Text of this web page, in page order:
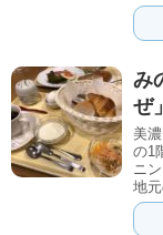
み
ぜ
美
の1
ニ
地